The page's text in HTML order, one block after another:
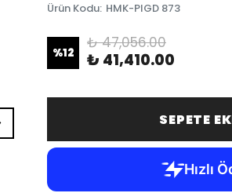
Ürün Kodu: HMK-PIGD 873
%12
₺ 47,056.00
₺ 41,410.00
SEPETE